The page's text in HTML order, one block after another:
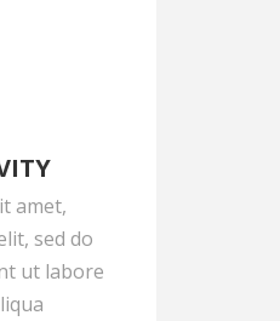
amet,
sed do
ut labore